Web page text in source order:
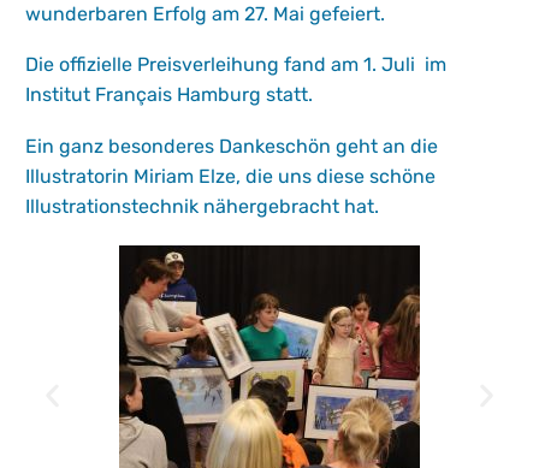
wunderbaren Erfolg am 27. Mai gefeiert.
Die offizielle Preisverleihung fand am 1. Juli im
Institut Français Hamburg statt.
Ein ganz besonderes Dankeschön geht an die
Illustratorin Miriam Elze, die uns diese schöne
Illustrationstechnik nähergebracht hat.